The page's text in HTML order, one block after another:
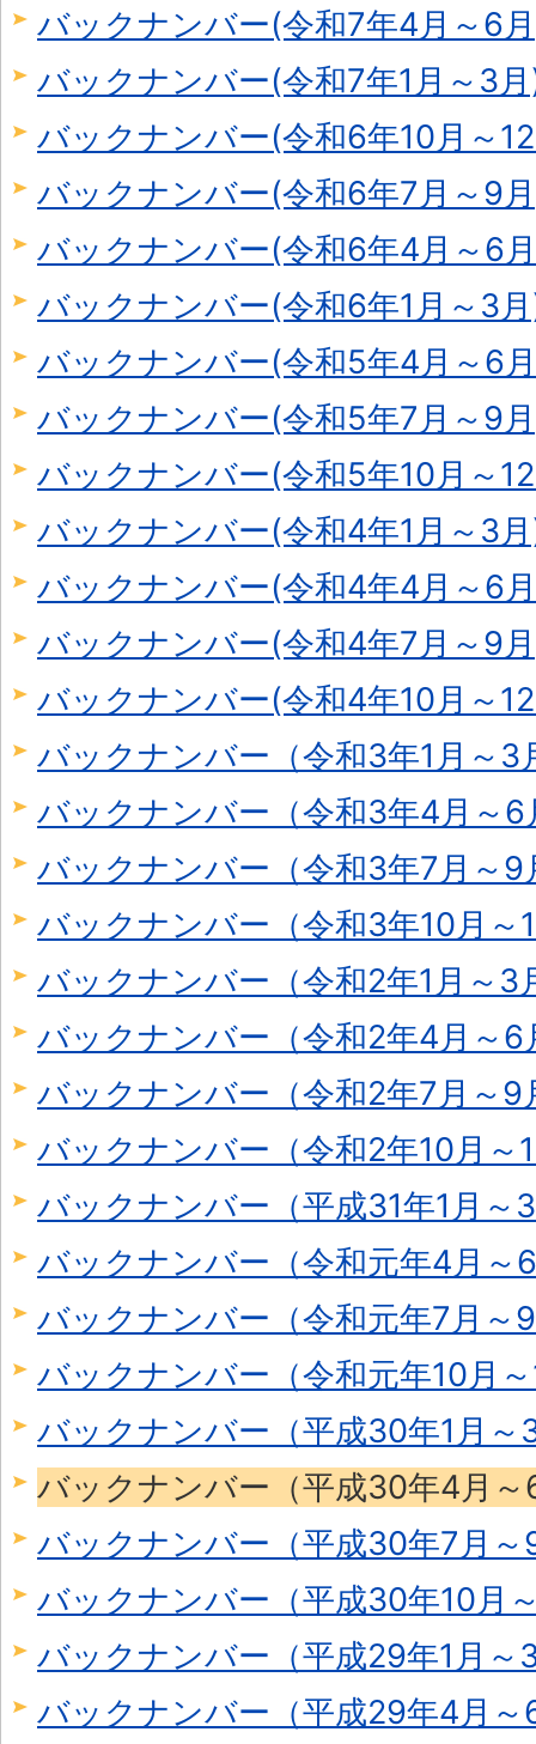
バックナンバー(令和7年4月～6
バックナンバー(令和7年1月～3
バックナンバー(令和6年10月～
バックナンバー(令和6年7月～9
バックナンバー(令和6年4月～6
バックナンバー(令和6年1月～3
バックナンバー(令和5年4月～6
バックナンバー(令和5年7月～9
バックナンバー(令和5年10月～
バックナンバー(令和4年1月～3
バックナンバー(令和4年4月～6
バックナンバー(令和4年7月～9
バックナンバー(令和4年10月～
バックナンバー（令和3年1月～3
バックナンバー（令和3年4月～6
バックナンバー（令和3年7月～9
バックナンバー（令和3年10月～
バックナンバー（令和2年1月～3
バックナンバー（令和2年4月～6
バックナンバー（令和2年7月～9
バックナンバー（令和2年10月～
バックナンバー（平成31年1月～
バックナンバー（令和元年4月～
バックナンバー（令和元年7月～
バックナンバー（令和元年10月
バックナンバー（平成30年1月～
バックナンバー（平成30年4月～
バックナンバー（平成30年7月～
バックナンバー（平成30年10月
バックナンバー（平成29年1月～
バックナンバー（平成29年4月～